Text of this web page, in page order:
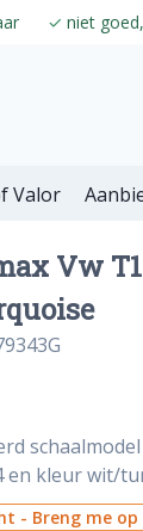
✓ niet
Valor
Vw T1
en kleur wit/
- Breng me